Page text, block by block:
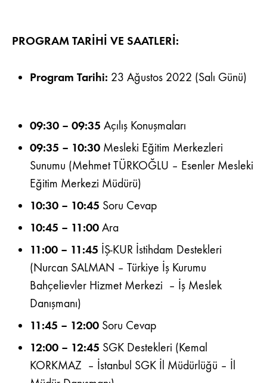
PROGRAM TARİHİ VE SAATLERİ:
Program Tarihi: 23 Ağustos 2022 (Salı Günü)
09:30 – 09:35 Açılış Konuşmaları
09:35 – 10:30 Mesleki Eğitim Merkezleri
Sunumu (Mehmet TÜRKOĞLU – Esenler Mesleki
Eğitim Merkezi Müdürü)
10:30 – 10:45 Soru Cevap
10:45 – 11:00 Ara
11:00 – 11:45 İŞ-KUR İstihdam Destekleri
(Nurcan SALMAN – Türkiye İş Kurumu
Bahçelievler Hizmet Merkezi – İş Meslek
Danışmanı)
11:45 – 12:00 Soru Cevap
12:00 – 12:45 SGK Destekleri (Kemal
KORKMAZ – İstanbul SGK İl Müdürlüğü – İl